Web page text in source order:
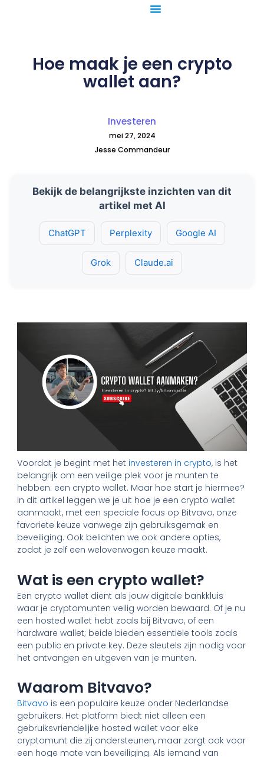
Hoe maak je een crypto
wallet aan?
Investeren
mei 27, 2024
Jesse Commandeur
Bekijk de belangrijkste inzichten van dit
artikel met AI
ChatGPT Perplexity Google AI
Grok Claude.ai
Voordat je begint met het investeren in crypto, is het
belangrijk om een veilige plek voor je munten te
hebben: een crypto wallet. Maar hoe start je hiermee?
In dit artikel leggen we je uit hoe je een crypto wallet
aanmaakt, met een speciale focus op Bitvavo, onze
favoriete keuze vanwege zijn gebruiksgemak en
beveiliging. Ook belichten we ook andere opties,
zodat je zelf een weloverwogen keuze maakt.
Wat is een crypto wallet?
Een crypto wallet dient als jouw digitale bankkluis
waar je cryptomunten veilig worden bewaard. Of je nu
een hosted wallet hebt zoals bij Bitvavo, of een
hardware wallet; beide bieden essentiële tools zoals
een public en private key. Deze sleutels zijn nodig voor
het ontvangen en uitgeven van je munten.
Waarom Bitvavo?
Bitvavo is een populaire keuze onder Nederlandse
gebruikers. Het platform biedt niet alleen een
gebruiksvriendelijke hosted wallet voor elke
cryptomunt die zij ondersteunen, maar zorgt ook voor
een hoge mate van beveiliging. Als iemand van